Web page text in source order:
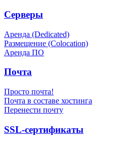
Серверы
Аренда (Dedicated)
Размещение (Colocation)
Аренда ПО
Почта
Просто почта!
Почта в составе хостинга
Перенести почту
SSL-сертификаты